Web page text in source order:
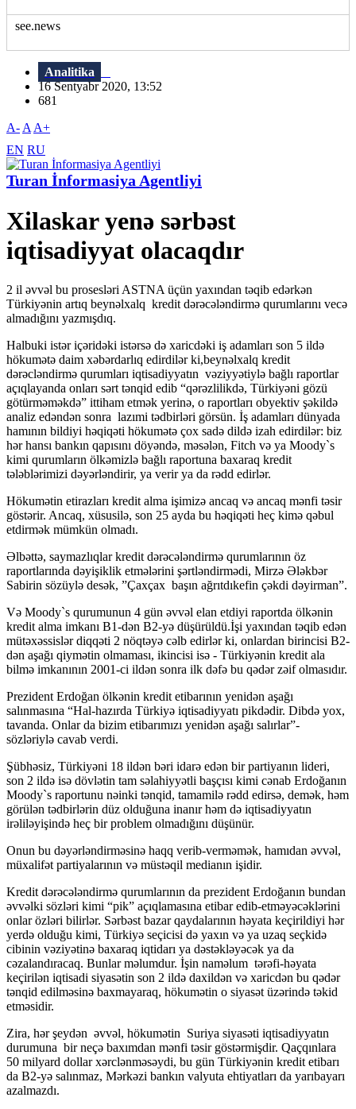
see.news
Analitika
16 Sentyabr 2020, 13:52
681
A- A A+
EN RU
Turan İnformasiya Agentliyi
Xilaskar yenə sərbəst
iqtisadiyyat olacaqdır
2 il əvvəl bu prosesləri ASTNA üçün yaxından təqib edərkən
Türkiyənin artıq beynəlxalq kredit dərəcələndirmə qurumlarını vecə
almadığını yazmışdıq.
Halbuki istər içəridəki istərsə də xaricdəki iş adamları son 5 ildə
hökumətə daim xəbərdarlıq edirdilər ki,beynəlxalq kredit
dərəcləndirmə qurumları iqtisadiyyatın vəziyyətiylə bağlı raportlar
açıqlayanda onları sərt tənqid edib “qərəzlilikdə, Türkiyəni gözü
götürməməkdə” ittiham etmək yerinə, o raportları obyektiv şəkildə
analiz edəndən sonra lazımi tədbirləri görsün. İş adamları dünyada
hamının bildiyi həqiqəti hökumətə çox sadə dildə izah edirdilər: biz
hər hansı bankın qapısını döyəndə, məsələn, Fitch və ya Moody`s
kimi qurumların ölkəmizlə bağlı raportuna baxaraq kredit
tələblərimizi dəyərləndirir, ya verir ya da rədd edirlər.
Hökumətin etirazları kredit alma işimizə ancaq və ancaq mənfi təsir
göstərir. Ancaq, xüsusilə, son 25 ayda bu həqiqəti heç kimə qəbul
etdirmək mümkün olmadı.
Əlbəttə, saymazlıqlar kredit dərəcələndirmə qurumlarının öz
raportlarında dəyişiklik etmələrini şərtləndirmədi, Mirzə Ələkbər
Sabirin sözüylə desək, ”Çaxçax başın ağrıtdıkefin çəkdi dəyirman”.
Və Moody`s qurumunun 4 gün əvvəl elan etdiyi raportda ölkənin
kredit alma imkanı B1-dən B2-yə düşürüldü.İşi yaxından təqib edən
mütəxəssislər diqqəti 2 nöqtəyə cəlb edirlər ki, onlardan birincisi B2-
dən aşağı qiymətin olmaması, ikincisi isə - Türkiyənin kredit ala
bilmə imkanının 2001-ci ildən sonra ilk dəfə bu qədər zəif olmasıdır.
Prezident Erdoğan ölkənin kredit etibarının yenidən aşağı
salınmasına “Hal-hazırda Türkiyə iqtisadiyyatı pikdədir. Dibdə yox,
tavanda. Onlar da bizim etibarımızı yenidən aşağı salırlar”-
sözləriylə cavab verdi.
Şübhəsiz, Türkiyəni 18 ildən bəri idarə edən bir partiyanın lideri,
son 2 ildə isə dövlətin tam səlahiyyətli başçısı kimi cənab Erdoğanın
Moody`s raportunu nəinki tənqid, tamamilə rədd edirsə, demək, həm
görülən tədbirlərin düz olduğuna inanır həm də iqtisadiyyatın
irəliləyişində heç bir problem olmadığını düşünür.
Onun bu dəyərləndirməsinə haqq verib-verməmək, hamıdan əvvəl,
müxalifət partiyalarının və müstəqil medianın işidir.
Kredit dərəcələndirmə qurumlarının da prezident Erdoğanın bundan
əvvəlki sözləri kimi “pik” açıqlamasına etibar edib-etməyəcəklərini
onlar özləri bilirlər. Sərbəst bazar qaydalarının həyata keçirildiyi hər
yerdə olduğu kimi, Türkiyə seçicisi də yaxın və ya uzaq seçkidə
cibinin vəziyətinə baxaraq iqtidarı ya dəstəkləyəcək ya da
cəzalandıracaq. Bunlar məlumdur. İşin naməlum tərəfi-həyata
keçirilən iqtisadi siyasətin son 2 ildə daxildən və xaricdən bu qədər
tənqid edilməsinə baxmayaraq, hökumətin o siyasət üzərində təkid
etməsidir.
Zira, hər şeydən əvvəl, hökumətin Suriya siyasəti iqtisadiyyatın
durumuna bir neçə baxımdan mənfi təsir göstərmişdir. Qaçqınlara
50 milyard dollar xərclənməsəydi, bu gün Türkiyənin kredit etibarı
da B2-yə salınmaz, Mərkəzi bankın valyuta ehtiyatları da yarıbayarı
azalmazdı.